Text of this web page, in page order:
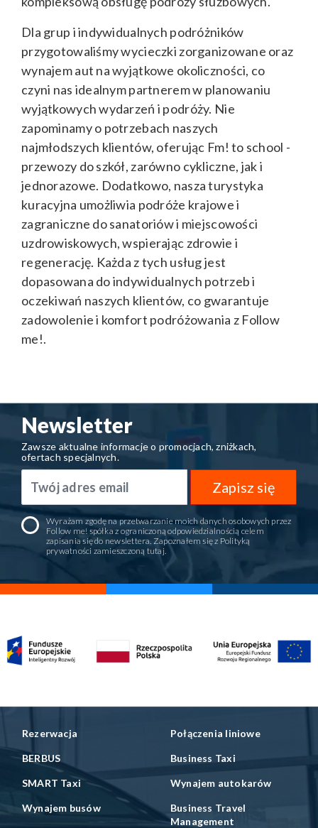
Dla grup i indywidualnych podróżników
przygotowaliśmy wycieczki zorganizowane oraz
wynajem aut na wyjątkowe okoliczności, co
czyni nas idealnym partnerem w planowaniu
wyjątkowych wydarzeń i podróży. Nie
zapominamy o potrzebach naszych
najmłodszych klientów, oferując Fm! to school -
przewozy do szkół, zarówno cykliczne, jak i
jednorazowe. Dodatkowo, nasza turystyka
kuracyjna umożliwia podróże krajowe i
zagraniczne do sanatoriów i miejscowości
uzdrowiskowych, wspierając zdrowie i
regenerację. Każda z tych usług jest
dopasowana do indywidualnych potrzeb i
oczekiwań naszych klientów, co gwarantuje
zadowolenie i komfort podróżowania z Follow
me!.
Newsletter
Zawsze aktualne informacje o promocjach, zniżkach,
ofertach specjalnych.
Zapisz się
Wyrażam zgodę na przetwarzanie moich danych osobowych przez
Follow me! spółka z ograniczoną odpowiedzialnością celem
zapisania się do newslettera. Zapoznałem się z Polityką
prywatności zamieszczoną tutaj.
Rezerwacja Połączenia liniowe
BERBUS Business Taxi
SMART Taxi Wynajem autokarów
Wynajem busów
Business Travel
Management